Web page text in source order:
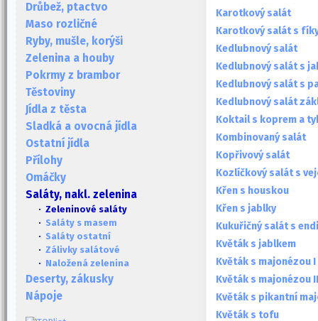
Drůbež, ptactvo
Maso rozličné
Ryby, mušle, korýši
Zelenina a houby
Pokrmy z brambor
Těstoviny
Jídla z těsta
Sladká a ovocná jídla
Ostatní jídla
Přílohy
Omáčky
Saláty, nakl. zelenina
· Zeleninové saláty
· Saláty s masem
· Saláty ostatní
· Zálivky salátové
· Naložená zelenina
Deserty, zákusky
Nápoje
Karotkový salát
Karotkový salát s
Kedlubnový salát
Kedlubnový salát s
Kedlubnový salát s
Kedlubnový salát
Koktail s koprem a
Kombinovaný salát
Kopřivový salát
Kozlíčkový salát s
Křen s houskou
Křen s jablky
Kukuřičný salát s
Květák s jablkem
Květák s majonézou I
Květák s majonézou II
Květák s pikantní
Květák s tofu